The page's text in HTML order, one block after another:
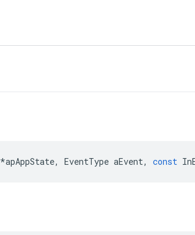
*apAppState, EventType aEvent, const